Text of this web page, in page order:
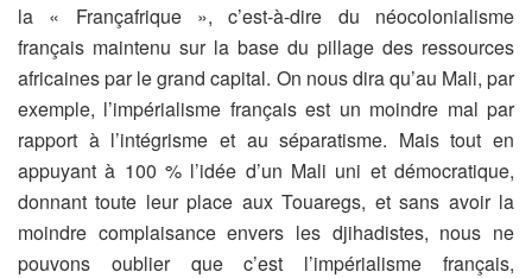
la « Françafrique », c’est-à-dire du néocolonialisme
français maintenu sur la base du pillage des ressources
africaines par le grand capital. On nous dira qu’au Mali, par
exemple, l’impérialisme français est un moindre mal par
rapport à l’intégrisme et au séparatisme. Mais tout en
appuyant à 100 % l’idée d’un Mali uni et démocratique,
donnant toute leur place aux Touaregs, et sans avoir la
moindre complaisance envers les djihadistes, nous ne
pouvons oublier que c’est l’impérialisme français,